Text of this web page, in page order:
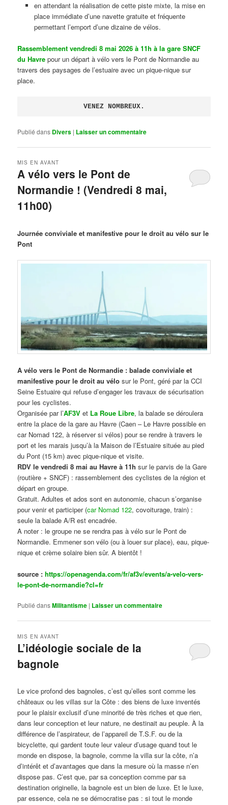
en attendant la réalisation de cette piste mixte, la mise en
place immédiate d’une navette gratuite et fréquente
permettant l’emport d’une dizaine de vélos.
Rassemblement vendredi 8 mai 2026 à 11h à la gare SNCF
du Havre pour un départ à vélo vers le Pont de Normandie au
travers des paysages de l’estuaire avec un pique-nique sur
place.
VENEZ NOMBREUX.
Publié dans Divers | Laisser un commentaire
A vélo vers le Pont de
Normandie ! (Vendredi 8 mai,
11h00)
MIS EN AVANT
Journée conviviale et manifestive pour le droit au vélo sur le
Pont
A vélo vers le Pont de Normandie : balade conviviale et
manifestive pour le droit au vélo sur le Pont, géré par la CCI
Seine Estuaire qui refuse d’engager les travaux de sécurisation
pour les cyclistes.
Organisée par l’AF3V et La Roue Libre, la balade se déroulera
entre la place de la gare au Havre (Caen – Le Havre possible en
car Nomad 122, à réserver si vélos) pour se rendre à travers le
port et les marais jusqu’à la Maison de l’Estuaire située au pied
du Pont (15 km) avec pique-nique et visite.
RDV le vendredi 8 mai au Havre à 11h sur le parvis de la Gare
(routière + SNCF) : rassemblement des cyclistes de la région et
départ en groupe.
Gratuit. Adultes et ados sont en autonomie, chacun s’organise
pour venir et participer (car Nomad 122, covoiturage, train) :
seule la balade A/R est encadrée.
A noter : le groupe ne se rendra pas à vélo sur le Pont de
Normandie. Emmener son vélo (ou à louer sur place), eau, pique-
nique et crème solaire bien sûr. A bientôt !
source :https://openagenda.com/fr/af3v/events/a-velo-vers-
le-pont-de-normandie?cl=fr
Publié dansMilitantisme | Laisser un commentaire
L’idéologie sociale de la
bagnole
MIS EN AVANT
Le vice profond des bagnoles, c’est qu’elles sont comme les
châteaux ou les villas sur la Côte : des biens de luxe inventés
pour le plaisir exclusif d’une minorité de très riches et que rien,
dans leur conception et leur nature, ne destinait au peuple. À la
différence de l’aspirateur, de l’appareil de T.S.F. ou de la
bicyclette, qui gardent toute leur valeur d’usage quand tout le
monde en dispose, la bagnole, comme la villa sur la côte, n’a
d’intérêt et d’avantages que dans la mesure où la masse n’en
dispose pas. C’est que, par sa conception comme par sa
destination originelle, la bagnole est un bien de luxe. Et le luxe,
par essence, cela ne se démocratise pas : si tout le monde